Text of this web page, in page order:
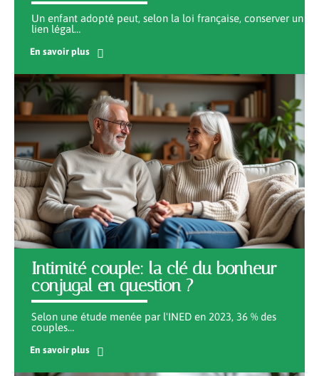
Un enfant adopté peut, selon la loi française, conserver un
lien légal…
En savoir plus
Intimité couple: la clé du bonheur
conjugal en question ?
Selon une étude menée par l'INED en 2023, 36 % des
couples…
En savoir plus